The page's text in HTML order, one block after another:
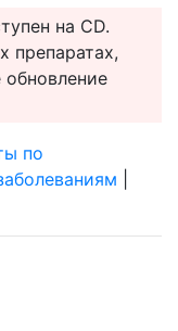
на CD.
препаратах,
по